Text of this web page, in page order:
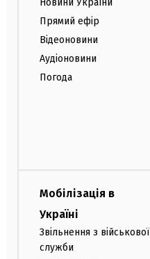
Новини України
Прямий ефір
Відеоновини
Аудіоновини
Погода
Мобілізація в
Україні
Звільнення з військової
служби